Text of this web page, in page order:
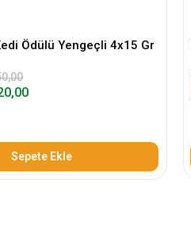
Ödülü Yengeçli 4x15 Gr
Sepete Ekle